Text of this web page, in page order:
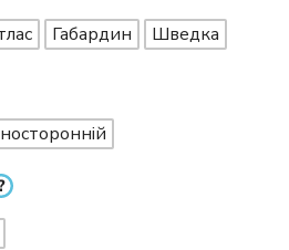
Габардин Шведка